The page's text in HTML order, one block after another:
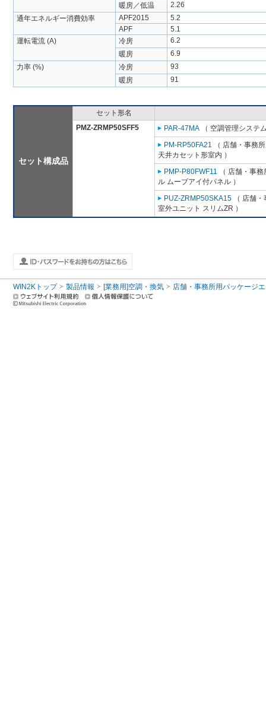
暖房／低温
2.26
通年エネルギー消費効率
APF2015
5.2
APF
5.1
運転電流 (A)
冷房
6.2
暖房
6.9
力率 (%)
冷房
93
暖房
91
セット構成品
セット形名
PMZ-ZRMP50SFF5
PAR-47MA （ 空調管理システ
PM-RP50FA21 （ 店舗・事務
天井カセット形室内 ）
PMP-P80FWF11 （ 店舗・事
ル ムーブアイ付パネル ）
PUZ-ZRMP50SKA15 （ 店舗
室外ユニット スリムZR ）
WIN2Kトップ 製品情報 [業務用]空調・換気 店舗・事務所用パッケージ